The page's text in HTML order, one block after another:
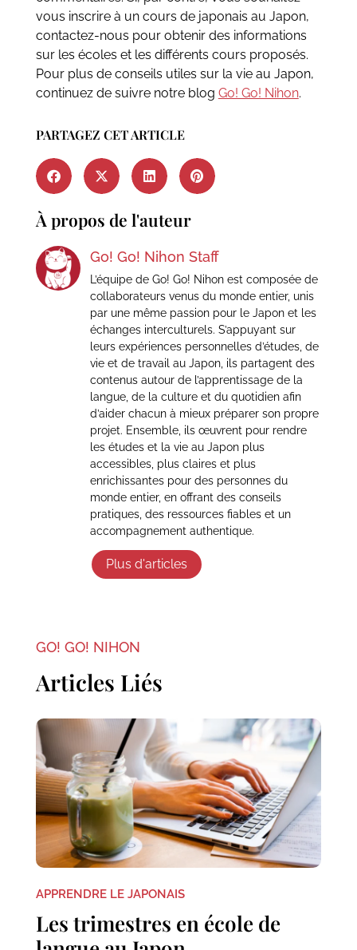
vous inscrire à un cours de japonais au Japon,
contactez-nous pour obtenir des informations
sur les écoles et les différents cours proposés.
Pour plus de conseils utiles sur la vie au Japon,
continuez de suivre notre blog Go! Go! Nihon.
PARTAGEZ CET ARTICLE
À propos de l'auteur
Go! Go! Nihon Staff
L’équipe de Go! Go! Nihon est composée de
collaborateurs venus du monde entier, unis
par une même passion pour le Japon et les
échanges interculturels. S’appuyant sur
leurs expériences personnelles d’études, de
vie et de travail au Japon, ils partagent des
contenus autour de l’apprentissage de la
langue, de la culture et du quotidien afin
d’aider chacun à mieux préparer son propre
projet. Ensemble, ils œuvrent pour rendre
les études et la vie au Japon plus
accessibles, plus claires et plus
enrichissantes pour des personnes du
monde entier, en offrant des conseils
pratiques, des ressources fiables et un
accompagnement authentique.
Plus d'articles
GO! GO! NIHON
Articles Liés
APPRENDRE LE JAPONAIS
Les trimestres en école de